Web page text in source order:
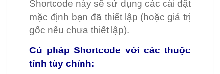
Shortcode này sẽ sử dụng các cài đặt
mặc định bạn đã thiết lập (hoặc giá trị
gốc nếu chưa thiết lập).
Cú pháp Shortcode với các thuộc
tính tùy chỉnh: